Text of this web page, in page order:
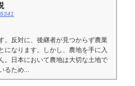
。反対に、後継者が見つからず農業
になります。しかし、農地を手に入
。日本において農地は大切な土地で
るため...